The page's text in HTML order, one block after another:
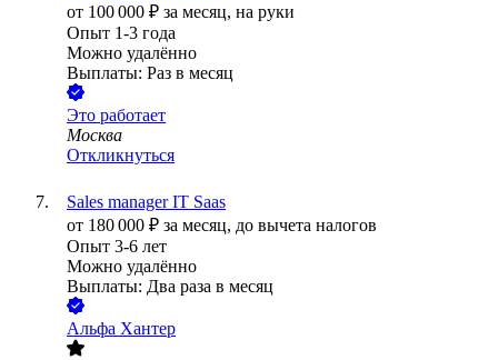
от 100 000 ₽ за месяц, на руки
Опыт 1-3 года
Можно удалённо
Выплаты: Раз в месяц
Это работает
Москва
Откликнуться
Sales manager IT Saas
от 180 000 ₽ за месяц, до вычета налогов
Опыт 3-6 лет
Можно удалённо
Выплаты: Два раза в месяц
Альфа Хантер